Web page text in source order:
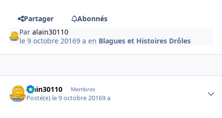
Partager
Abonnés
Paralain30110
le 9 octobre 20169 a en Blagues et Histoires Drôles
alain30110 Membres
Posté(e) le 9 octobre 20169 a